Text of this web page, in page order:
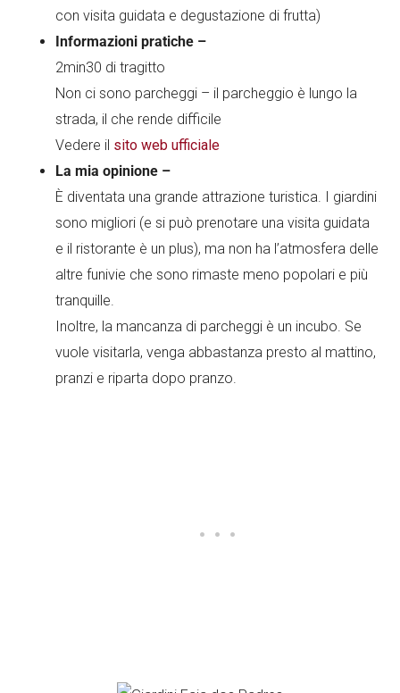
con visita guidata e degustazione di frutta)
Informazioni pratiche –
2min30 di tragitto
Non ci sono parcheggi – il parcheggio è lungo la
strada, il che rende difficile
Vedere il sito web ufficiale
La mia opinione –
È diventata una grande attrazione turistica. I giardini
sono migliori (e si può prenotare una visita guidata
e il ristorante è un plus), ma non ha l’atmosfera delle
altre funivie che sono rimaste meno popolari e più
tranquille.
Inoltre, la mancanza di parcheggi è un incubo. Se
vuole visitarla, venga abbastanza presto al mattino,
pranzi e riparta dopo pranzo.